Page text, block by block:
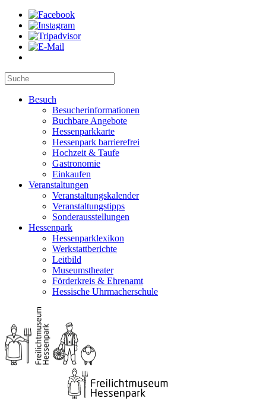
Besuch
Besucherinformationen
Buchbare Angebote
Hessenparkkarte
Hessenpark barrierefrei
Hochzeit & Taufe
Gastronomie
Einkaufen
Veranstaltungen
Veranstaltungskalender
Veranstaltungstipps
Sonderausstellungen
Hessenpark
Hessenparklexikon
Werkstattberichte
Leitbild
Museumstheater
Förderkreis & Ehrenamt
Hessische Uhrmacherschule